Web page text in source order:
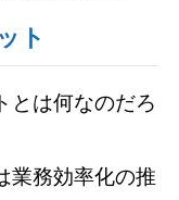
ト
とは何なのだろ
業務効率化の推